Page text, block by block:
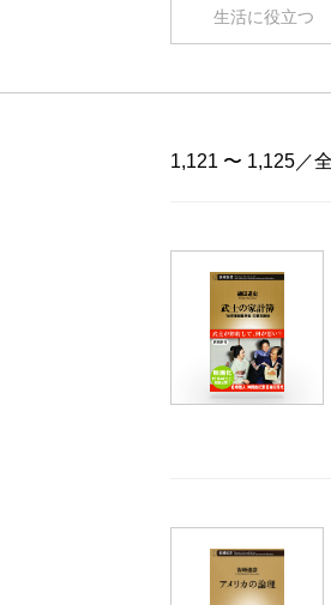
生活に役立つ
1,121 〜 1,125／